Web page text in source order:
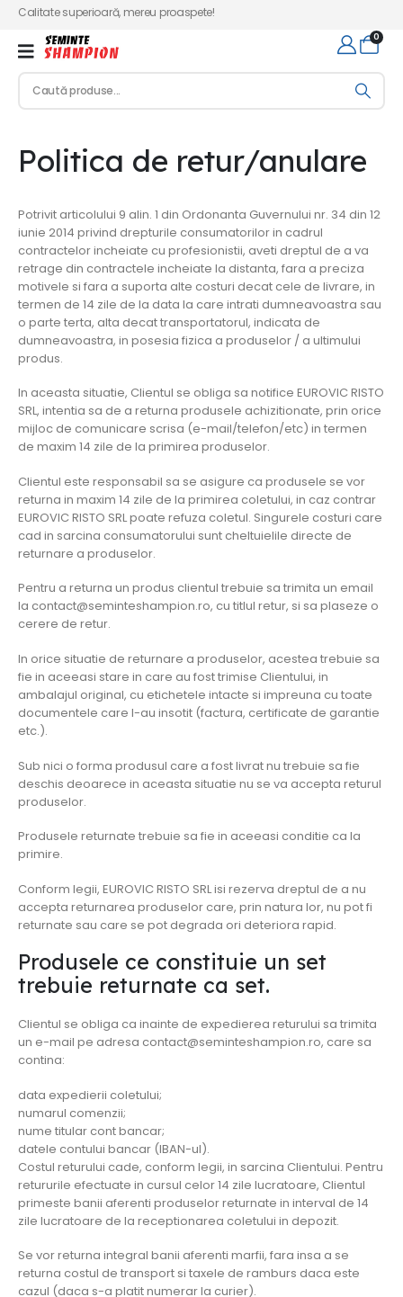
Calitate superioară, mereu proaspete!
0
Politica de retur/anulare
Potrivit articolului 9 alin. 1 din Ordonanta Guvernului nr. 34 din 12
iunie 2014 privind drepturile consumatorilor in cadrul
contractelor incheiate cu profesionistii, aveti dreptul de a va
retrage din contractele incheiate la distanta, fara a preciza
motivele si fara a suporta alte costuri decat cele de livrare, in
termen de 14 zile de la data la care intrati dumneavoastra sau
o parte terta, alta decat transportatorul, indicata de
dumneavoastra, in posesia fizica a produselor / a ultimului
produs.
In aceasta situatie, Clientul se obliga sa notifice EUROVIC RISTO
SRL, intentia sa de a returna produsele achizitionate, prin orice
mijloc de comunicare scrisa (e-mail/telefon/etc) in termen
de maxim 14 zile de la primirea produselor.
Clientul este responsabil sa se asigure ca produsele se vor
returna in maxim 14 zile de la primirea coletului, in caz contrar
EUROVIC RISTO SRL poate refuza coletul. Singurele costuri care
cad in sarcina consumatorului sunt cheltuielile directe de
returnare a produselor.
Pentru a returna un produs clientul trebuie sa trimita un email
la contact@seminteshampion.ro, cu titlul retur, si sa plaseze o
cerere de retur.
In orice situatie de returnare a produselor, acestea trebuie sa
fie in aceeasi stare in care au fost trimise Clientului, in
ambalajul original, cu etichetele intacte si impreuna cu toate
documentele care l-au insotit (factura, certificate de garantie
etc.).
Sub nici o forma produsul care a fost livrat nu trebuie sa fie
deschis deoarece in aceasta situatie nu se va accepta returul
produselor.
Produsele returnate trebuie sa fie in aceeasi conditie ca la
primire.
Conform legii, EUROVIC RISTO SRL isi rezerva dreptul de a nu
accepta returnarea produselor care, prin natura lor, nu pot fi
returnate sau care se pot degrada ori deteriora rapid.
Produsele ce constituie un set
trebuie returnate ca set.
Clientul se obliga ca inainte de expedierea returului sa trimita
un e-mail pe adresa contact@seminteshampion.ro, care sa
contina:
data expedierii coletului;
numarul comenzii;
nume titular cont bancar;
datele contului bancar (IBAN-ul).
Costul returului cade, conform legii, in sarcina Clientului. Pentru
retururile efectuate in cursul celor 14 zile lucratoare, Clientul
primeste banii aferenti produselor returnate in interval de 14
zile lucratoare de la receptionarea coletului in depozit.
Se vor returna integral banii aferenti marfii, fara insa a se
returna costul de transport si taxele de ramburs daca este
cazul (daca s-a platit numerar la curier).